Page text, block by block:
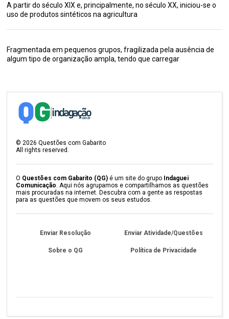
A partir do século XIX e, principalmente, no século XX, iniciou-se o
uso de produtos sintéticos na agricultura
Fragmentada em pequenos grupos, fragilizada pela ausência de
algum tipo de organização ampla, tendo que carregar
© 2026 Questões com Gabarito
All rights reserved.
O Questões com Gabarito (QG) é um site do grupo Indaguei
Comunicação . Aqui nós agrupamos e compartilhamos as questões
mais procuradas na internet. Descubra com a gente as respostas
para as questões que movem os seus estudos.
Enviar Resolução Enviar Atividade/Questões
Sobre o QG Política de Privacidade